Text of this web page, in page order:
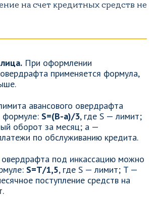
на счет кредитных средств не
При оформлении
овердрафта применяется формула,
авансового овердрафта
формуле: S=(B-a)/3, где S — лимит;
оборот за месяц; а —
по обслуживанию кредита.
овердрафта под инкассацию можно
S=T/1,5, где S — лимит; T —
поступление средств на